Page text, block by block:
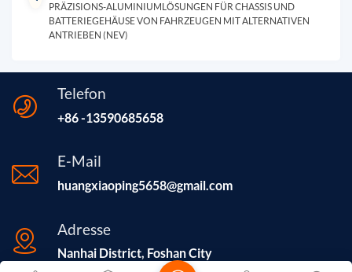
PRÄZISIONS-ALUMINIUMLÖSUNGEN FÜR CHASSIS UND
BATTERIEGEHÄUSE VON FAHRZEUGEN MIT ALTERNATIVEN
ANTRIEBEN (NEV)
Telefon
+86 -13590685658
E-Mail
huangxiaoping5658@gmail.com
Adresse
Nanhai District, Foshan City